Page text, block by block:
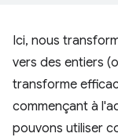
Ici, nous
vers des entiers
transforme
commençant à
pouvons utiliser